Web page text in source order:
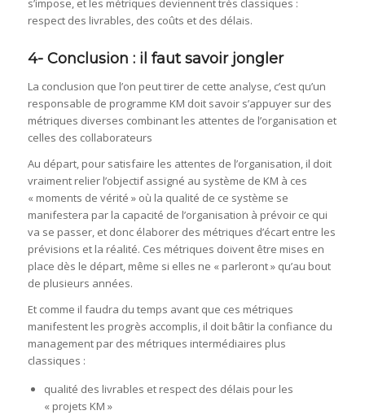
s’impose, et les métriques deviennent très classiques :
respect des livrables, des coûts et des délais.
4- Conclusion : il faut savoir jongler
La conclusion que l’on peut tirer de cette analyse, c’est qu’un
responsable de programme KM doit savoir s’appuyer sur des
métriques diverses combinant les attentes de l’organisation et
celles des collaborateurs
Au départ, pour satisfaire les attentes de l’organisation, il doit
vraiment relier l’objectif assigné au système de KM à ces
« moments de vérité » où la qualité de ce système se
manifestera par la capacité de l’organisation à prévoir ce qui
va se passer, et donc élaborer des métriques d’écart entre les
prévisions et la réalité. Ces métriques doivent être mises en
place dès le départ, même si elles ne « parleront » qu’au bout
de plusieurs années.
Et comme il faudra du temps avant que ces métriques
manifestent les progrès accomplis, il doit bâtir la confiance du
management par des métriques intermédiaires plus
classiques :
qualité des livrables et respect des délais pour les
« projets KM »